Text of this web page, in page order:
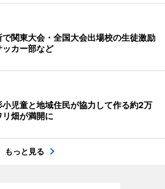
関東大会・全国大会出場校の生徒激励
カー部など
小児童と地域住民が協力して作る約2万
畑が満開に
もっと見る